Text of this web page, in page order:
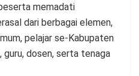
memadati
dari berbagai elemen,
pelajar se-Kabupaten
guru, dosen, serta tenaga